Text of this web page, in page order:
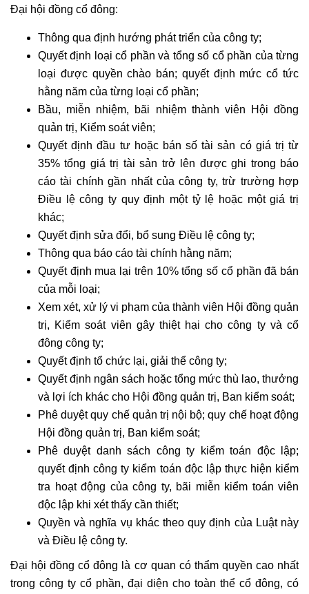
Đại hội đồng cổ đông:
Thông qua định hướng phát triển của công ty;
Quyết định loại cổ phần và tổng số cổ phần của từng
loại được quyền chào bán; quyết định mức cổ tức
hằng năm của từng loại cổ phần;
Bầu, miễn nhiệm, bãi nhiệm thành viên Hội đồng
quản trị, Kiểm soát viên;
Quyết định đầu tư hoặc bán số tài sản có giá trị từ
35% tổng giá trị tài sản trở lên được ghi trong báo
cáo tài chính gần nhất của công ty, trừ trường hợp
Điều lệ công ty quy định một tỷ lệ hoặc một giá trị
khác;
Quyết định sửa đổi, bổ sung Điều lệ công ty;
Thông qua báo cáo tài chính hằng năm;
Quyết định mua lại trên 10% tổng số cổ phần đã bán
của mỗi loại;
Xem xét, xử lý vi phạm của thành viên Hội đồng quản
trị, Kiểm soát viên gây thiệt hại cho công ty và cổ
đông công ty;
Quyết định tổ chức lại, giải thể công ty;
Quyết định ngân sách hoặc tổng mức thù lao, thưởng
và lợi ích khác cho Hội đồng quản trị, Ban kiểm soát;
Phê duyệt quy chế quản trị nội bộ; quy chế hoạt động
Hội đồng quản trị, Ban kiểm soát;
Phê duyệt danh sách công ty kiểm toán độc lập;
quyết định công ty kiểm toán độc lập thực hiện kiểm
tra hoạt động của công ty, bãi miễn kiểm toán viên
độc lập khi xét thấy cần thiết;
Quyền và nghĩa vụ khác theo quy định của Luật này
và Điều lệ công ty.
Đại hội đồng cổ đông là cơ quan có thẩm quyền cao nhất
trong công ty cổ phần, đại diện cho toàn thể cổ đông, có